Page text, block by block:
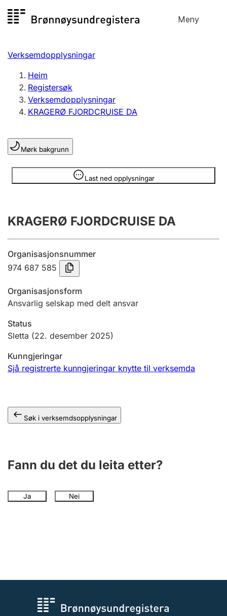
til
Meny
Registersøk
Aksjeselskap
Enkeltpersonføretak
Registrere, endre, slette
Lag og foreining
Registrere, endre, slette
Innsending og forseinkingsgebyr
Tinglysing
Jeger
Andre tema
Verksemdopplysningar
Heim
Registersøk
Verksemdopplysningar
KRAGERØ FJORDCRUISE DA
Mørk bakgrunn
Last ned opplysningar
Opplysninger er skjult
KRAGERØ FJORDCRUISE DA
Organisasjonsnummer
974 687 585
Organisasjonsform
Ansvarlig selskap med delt ansvar
Status
Sletta (22. desember 2025)
Kunngjeringar
Sjå registrerte kunngjeringar knytte til verksemda
Søk i verksemdsopplysningar
Fann du det du leita etter?
Ja Nei